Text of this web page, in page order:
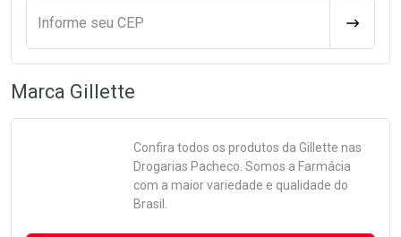
Informe seu CEP
Marca Gillette
Confira todos os produtos da Gillette nas
Drogarias Pacheco. Somos a Farmácia
com a maior variedade e qualidade do
Brasil.